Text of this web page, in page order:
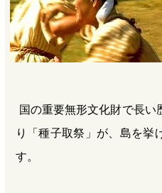
国の重要無形文化財で長い
り「種子取祭」が、島を挙
す。